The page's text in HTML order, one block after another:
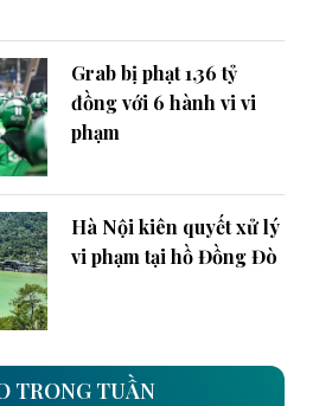
Grab bị phạt 1,36 tỷ
đồng với 6 hành vi vi
phạm
Hà Nội kiên quyết xử lý
vi phạm tại hồ Đồng Đò
TRONG TUẦN